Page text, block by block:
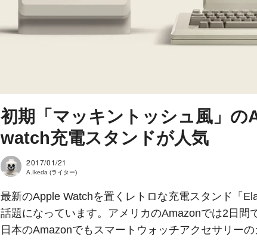
初期「マッキントッシュ風」の
watch充電スタンドが人気
2017/01/21
A.Ikeda (ライター)
最新のApple Watchを置くレトロな充電スタンド「
話題になっています。アメリカのAmazonでは2日間
日本のAmazonでもスマートウォッチアクセサリー